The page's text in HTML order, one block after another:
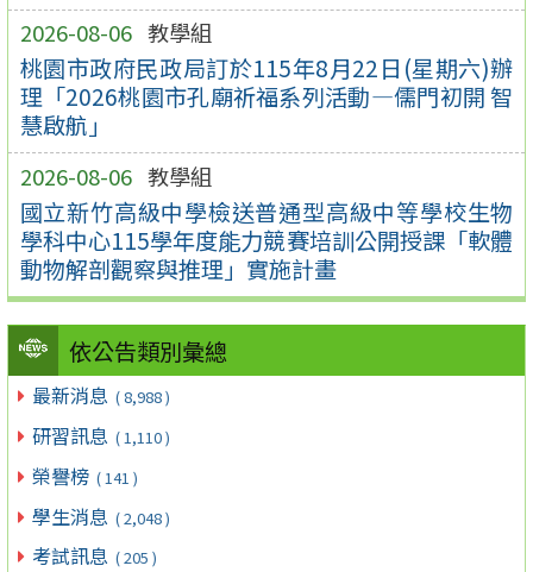
2026-08-06 教學組
桃園市政府民政局訂於115年8月22日(星期六)辦
理「2026桃園市孔廟祈福系列活動—儒門初開 智
慧啟航」
2026-08-06 教學組
國立新竹高級中學檢送普通型高級中等學校生物
學科中心115學年度能力競賽培訓公開授課「軟體
動物解剖觀察與推理」實施計畫
依公告類別彙總
最新消息 ( 8,988 )
研習訊息 ( 1,110 )
榮譽榜 ( 141 )
學生消息 ( 2,048 )
考試訊息 ( 205 )